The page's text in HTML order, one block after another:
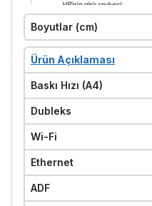
Boyutlar (cm)
Ürün Açıklaması
Baskı Hızı (A4)
Dubleks
Wi-Fi
Ethernet
ADF